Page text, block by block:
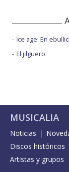
Ice age: En
El jilguero
MUSICALIA
Noticias
Discos históricos
Artistas y grupos